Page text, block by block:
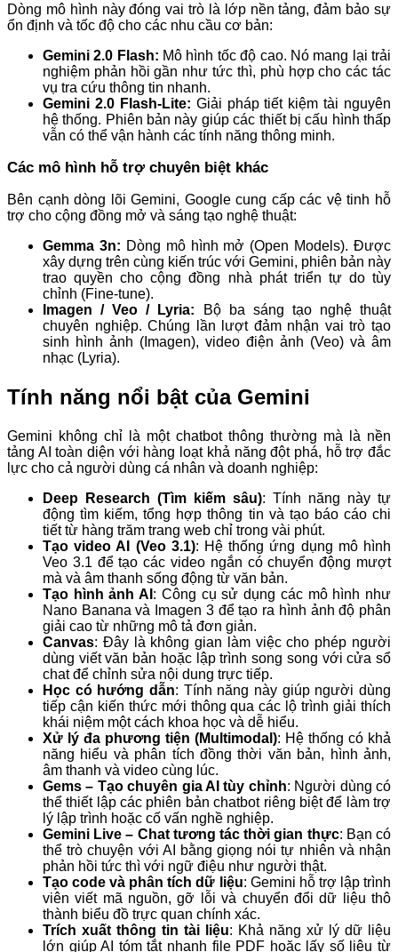
Dòng mô hình này đóng vai trò là lớp nền tảng, đảm bảo sự
ổn định và tốc độ cho các nhu cầu cơ bản:
Gemini 2.0 Flash: Mô hình tốc độ cao. Nó mang lại trải
nghiệm phản hồi gần như tức thì, phù hợp cho các tác
vụ tra cứu thông tin nhanh.
Gemini 2.0 Flash-Lite: Giải pháp tiết kiệm tài nguyên
hệ thống. Phiên bản này giúp các thiết bị cấu hình thấp
vẫn có thể vận hành các tính năng thông minh.
Các mô hình hỗ trợ chuyên biệt khác
Bên cạnh dòng lõi Gemini, Google cung cấp các vệ tinh hỗ
trợ cho cộng đồng mở và sáng tạo nghệ thuật:
Gemma 3n: Dòng mô hình mở (Open Models). Được
xây dựng trên cùng kiến trúc với Gemini, phiên bản này
trao quyền cho cộng đồng nhà phát triển tự do tùy
chỉnh (Fine-tune).
Imagen / Veo / Lyria: Bộ ba sáng tạo nghệ thuật
chuyên nghiệp. Chúng lần lượt đảm nhận vai trò tạo
sinh hình ảnh (Imagen), video điện ảnh (Veo) và âm
nhạc (Lyria).
Tính năng nổi bật của Gemini
Gemini không chỉ là một chatbot thông thường mà là nền
tảng AI toàn diện với hàng loạt khả năng đột phá, hỗ trợ đắc
lực cho cả người dùng cá nhân và doanh nghiệp:
Deep Research (Tìm kiếm sâu): Tính năng này tự
động tìm kiếm, tổng hợp thông tin và tạo báo cáo chi
tiết từ hàng trăm trang web chỉ trong vài phút.
Tạo video AI (Veo 3.1): Hệ thống ứng dụng mô hình
Veo 3.1 để tạo các video ngắn có chuyển động mượt
mà và âm thanh sống động từ văn bản.
Tạo hình ảnh AI : Công cụ sử dụng các mô hình như
Nano Banana và Imagen 3 để tạo ra hình ảnh độ phân
giải cao từ những mô tả đơn giản.
Canvas: Đây là không gian làm việc cho phép người
dùng viết văn bản hoặc lập trình song song với cửa sổ
chat để chỉnh sửa nội dung trực tiếp.
Học có hướng dẫn: Tính năng này giúp người dùng
tiếp cận kiến thức mới thông qua các lộ trình giải thích
khái niệm một cách khoa học và dễ hiểu.
Xử lý đa phương tiện (Multimodal): Hệ thống có khả
năng hiểu và phân tích đồng thời văn bản, hình ảnh,
âm thanh và video cùng lúc.
Gems – Tạo chuyên gia AI tùy chỉnh: Người dùng có
thể thiết lập các phiên bản chatbot riêng biệt để làm trợ
lý lập trình hoặc cố vấn nghề nghiệp.
Gemini Live – Chat tương tác thời gian thực: Bạn có
thể trò chuyện với AI bằng giọng nói tự nhiên và nhận
phản hồi tức thì với ngữ điệu như người thật.
Tạo code và phân tích dữ liệu: Gemini hỗ trợ lập trình
viên viết mã nguồn, gỡ lỗi và chuyển đổi dữ liệu thô
thành biểu đồ trực quan chính xác.
Trích xuất thông tin tài liệu: Khả năng xử lý dữ liệu
lớn giúp AI tóm tắt nhanh file PDF hoặc lấy số liệu từ